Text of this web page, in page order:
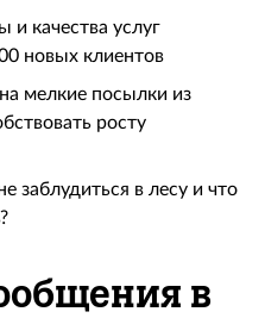
качества услуг
новых клиентов
мелкие посылки из
росту
заблудиться в лесу и что
в